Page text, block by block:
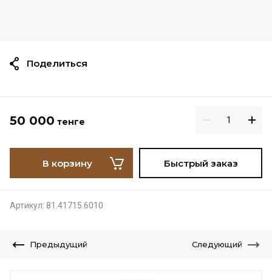
50 000 тенге
В корзину Быстрый заказ
Артикул: 81.41715.6010
Поделиться
Предыдущий Следующий